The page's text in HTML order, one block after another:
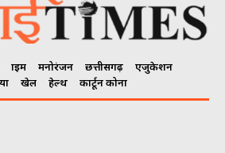
क्राइम मनोरंजन छत्तीसगढ़
एजुकेशन
खेल हेल्थ कार्टून कोना